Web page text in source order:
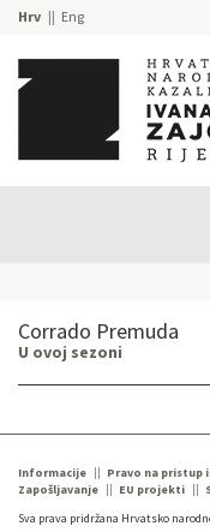
Hrv Eng
Corrado Premuda
U ovoj sezoni
Informacije Pravo na pristup
Zapošljavanje
EU projekti
Sva prava pridržana Hrvatsko